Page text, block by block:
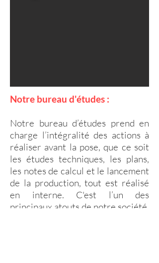
Notre bureau d'études :
Notre bureau d’études prend en
charge l’intégralité des actions à
réaliser avant la pose, que ce soit
les études techniques, les plans,
les notes de calcul et le lancement
de la production, tout est réalisé
en interne. C'est l’un des
principaux atouts de notre société.